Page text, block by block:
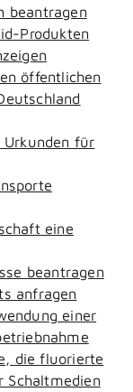
beantragen
Produkten
öffentlichen
Urkunden für
eine
beantragen
anfragen
einer
die fluorierte
Schaltmedien